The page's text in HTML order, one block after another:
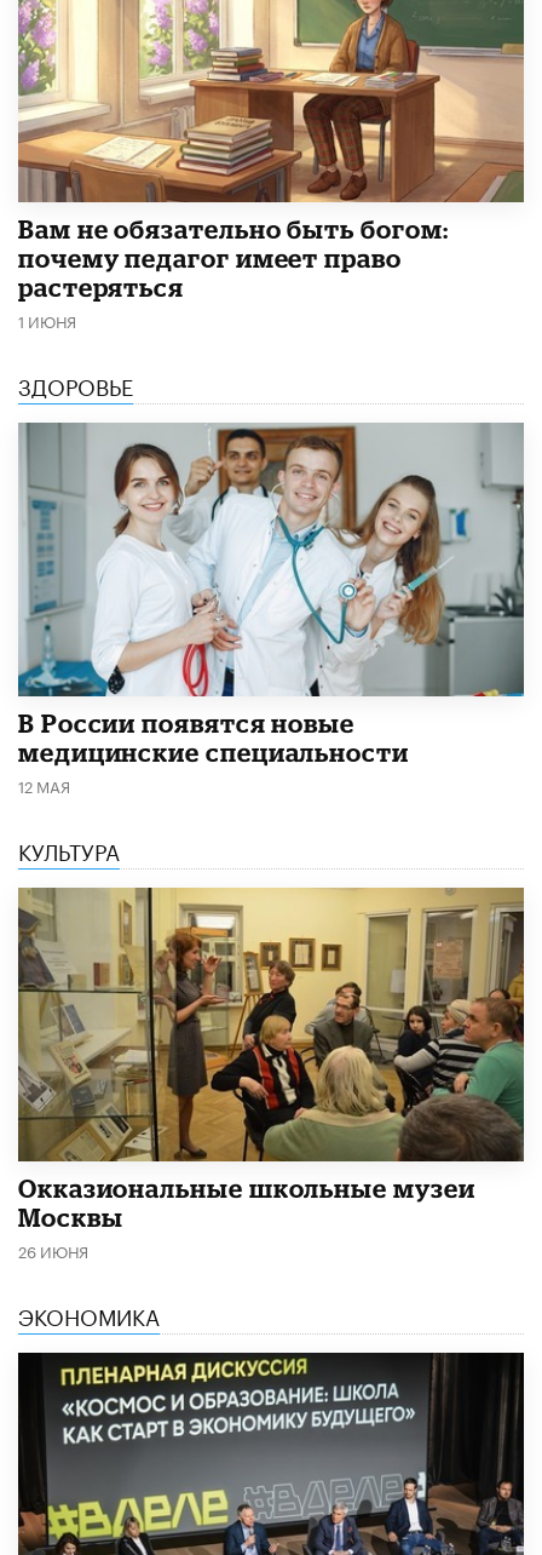
​Вам не обязательно быть богом:
почему педагог имеет право
растеряться
1 ИЮНЯ
ЗДОРОВЬЕ
В России появятся новые
медицинские специальности
12 МАЯ
КУЛЬТУРА
​Окказиональные школьные музеи
Москвы
26 ИЮНЯ
ЭКОНОМИКА